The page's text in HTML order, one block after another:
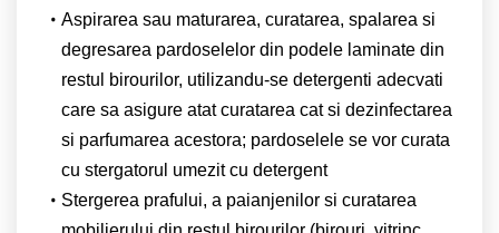
Aspirarea sau maturarea, curatarea, spalarea si
degresarea pardoselelor din podele laminate din
restul birourilor, utilizandu-se detergenti adecvati
care sa asigure atat curatarea cat si dezinfectarea
si parfumarea acestora; pardoselele se vor curata
cu stergatorul umezit cu detergent
Stergerea prafului, a paianjenilor si curatarea